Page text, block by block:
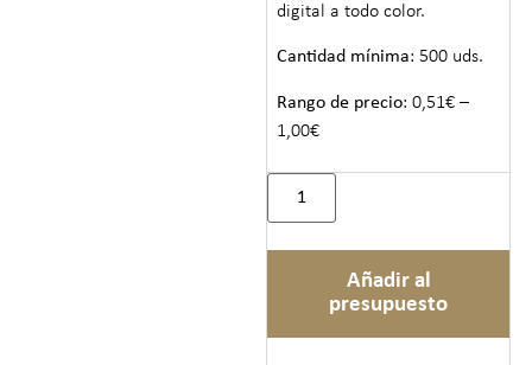
digital a todo color.
Cantidad mínima: 500 uds.
Rango de precio: 0,51€ –
1,00€
Añadir al
presupuesto